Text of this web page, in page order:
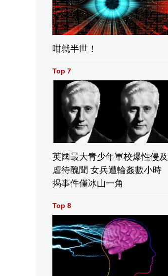
咁就半世！
Top 7
英國最大青少年軍校爆性侵及
虐待醜聞 女兵遭輪姦數小時
揭事件僅冰山一角
Top 8